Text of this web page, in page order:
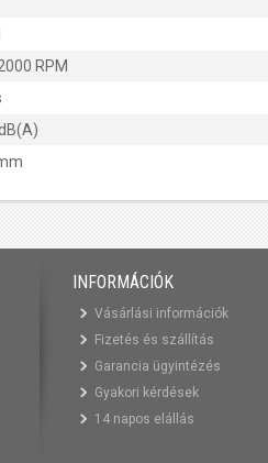
RPM
INFORMÁCIÓK
Vásárlási információk
Fizetés és szállítás
Garancia ügyintézés
Gyakori kérdések
14 napos elállás